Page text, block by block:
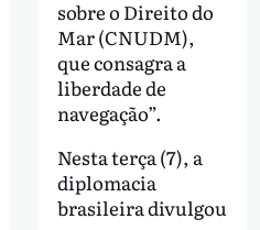
sobre o Direito do
Mar (CNUDM),
que consagra a
liberdade de
navegação”.
Nesta terça (7), a
diplomacia
brasileira divulgou